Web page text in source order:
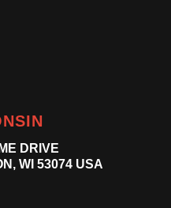
DRIVE
WI 53074 USA